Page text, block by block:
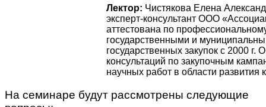
Лектор: Чистякова Елена
эксперт-консультант ООО
аттестована по
государственными и
государственных закупок с 2000
консультаций по закупочным
научных работ в области
На семинаре будут рассмотрены следующие